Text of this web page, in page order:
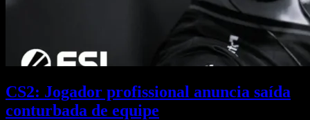
CS2: Jogador profissional anuncia saída
conturbada de equipe